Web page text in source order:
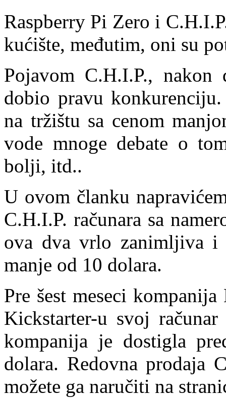
Raspberry Pi Zero i
kućište, međutim, oni su
Pojavom C.H.I.P., nakon
dobio pravu
na tržištu sa cenom
vode mnoge debate o
bolji, itd..
U ovom članku
C.H.I.P. računara sa
ova dva vrlo zanimljiva i
manje od 10 dolara.
Pre šest meseci
Kickstarter-u svoj
kompanija je dostigla
dolara. Redovna prodaja
možete ga naručiti na